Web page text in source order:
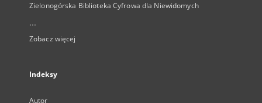
Zielonogórska Biblioteka Cyfrowa dla Niewidomych
...
Zobacz więcej
Indeksy
Autor